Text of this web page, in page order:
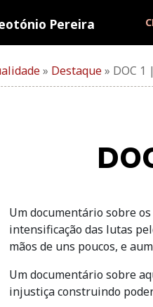
» Destaque» DOC 1
Um documentário sobre
intensificação das lutas
mãos de uns poucos, e
Um documentário sobre
injustiça construindo